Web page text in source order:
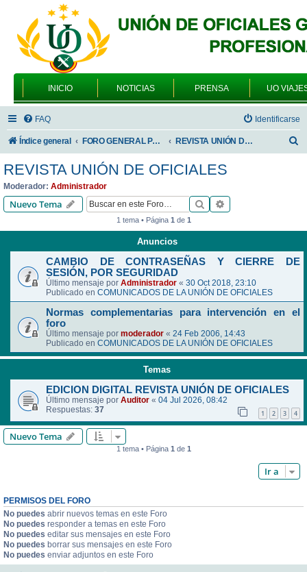
INICIO NOTICIAS PRENSA UO
FAQ Identificarse
Índice general FORO GENERAL PARA TODOS LOS USUARIOS REVISTA UNIÓN DE OFICIALES
r
REVISTA UNIÓN DE OFICIALES
Moderador: Administrador
Nuevo Tema Buscar
1 tema • Página 1de 1
Anuncios
CAMBIO DE CONTRASEÑAS Y CIERRE DE
SESIÓN, POR SEGURIDAD
Último mensaje por Administrador « 30 Oct 2018, 23:10
Publicado en COMUNICADOS DE LA UNIÓN DE OFICIALES
Normas complementarias para intervención en el
foro
Último mensaje por moderador « 24 Feb 2006, 14:43
Publicado en COMUNICADOS DE LA UNIÓN DE OFICIALES
Temas
EDICION DIGITAL REVISTA UNIÓN DE OFICIALES
Último mensaje por Auditor « 04 Jul 2026, 08:42
Respuestas: 37 1 2 3 4
Nuevo Tema
1 tema • Página 1 de 1
Ir a
PERMISOS DEL FORO
No puedes abrir nuevos temas en este Foro
No puedes responder a temas en este Foro
No puedes editar sus mensajes en este Foro
No puedes borrar sus mensajes en este Foro
No puedes enviar adjuntos en este Foro